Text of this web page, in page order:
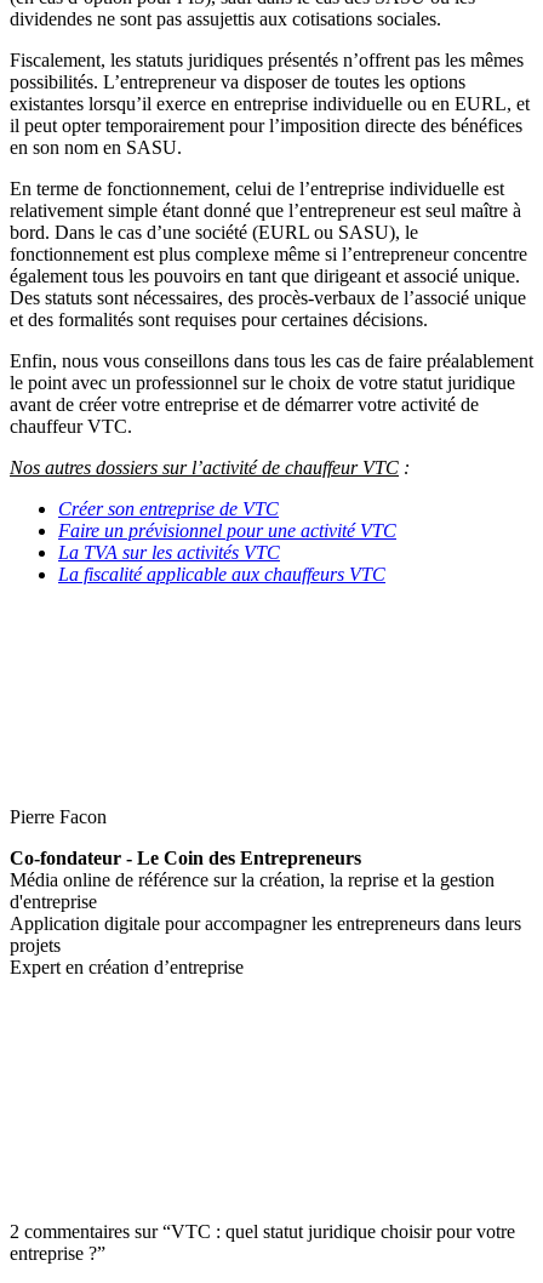
dividendes ne sont pas assujettis aux cotisations sociales.
Fiscalement, les statuts juridiques présentés n’offrent pas les mêmes
possibilités. L’entrepreneur va disposer de toutes les options
existantes lorsqu’il exerce en entreprise individuelle ou en EURL, et
il peut opter temporairement pour l’imposition directe des bénéfices
en son nom en SASU.
En terme de fonctionnement, celui de l’entreprise individuelle est
relativement simple étant donné que l’entrepreneur est seul maître à
bord. Dans le cas d’une société (EURL ou SASU), le
fonctionnement est plus complexe même si l’entrepreneur concentre
également tous les pouvoirs en tant que dirigeant et associé unique.
Des statuts sont nécessaires, des procès-verbaux de l’associé unique
et des formalités sont requises pour certaines décisions.
Enfin, nous vous conseillons dans tous les cas de faire préalablement
le point avec un professionnel sur le choix de votre statut juridique
avant de créer votre entreprise et de démarrer votre activité de
chauffeur VTC.
Nos autres dossiers sur l’activité de chauffeur VTC :
Créer son entreprise de VTC
Faire un prévisionnel pour une activité VTC
La TVA sur les activités VTC
La fiscalité applicable aux chauffeurs VTC
Pierre Facon
Co-fondateur - Le Coin des Entrepreneurs
Média online de référence sur la création, la reprise et la gestion
d'entreprise
Application digitale pour accompagner les entrepreneurs dans leurs
projets
Expert en création d’entreprise
2 commentaires sur “VTC : quel statut juridique choisir pour votre
entreprise ?”